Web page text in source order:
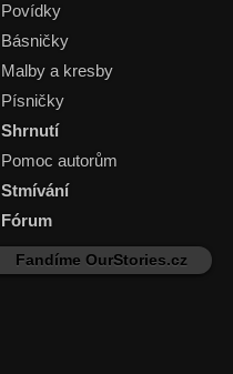
Povídky
Básničky
Malby a kresby
Písničky
Shrnutí
Pomoc autorům
Stmívání
Fórum
Fandíme OurStories.cz